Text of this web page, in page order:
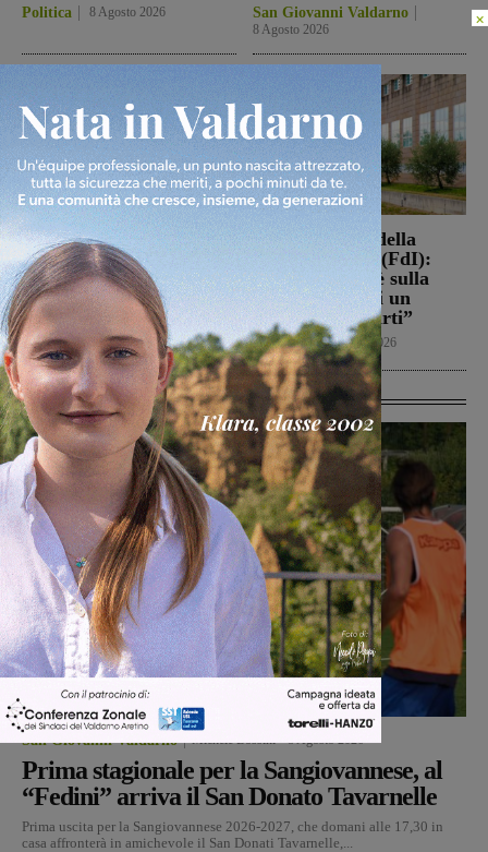
Politica 8 Agosto 2026 San Giovanni Valdarno
8 Agosto 2026
Loro Ciuffenna, squadre
antincendio al lavoro per
un rogo nei boschi
Cronaca 8 Agosto 2026
Punto Nascita della
Gruccia, Tucci (FdI):
“Montevarchi è sulla
giusta strada di un
aumento dei parti”
Politica 8 Agosto 2026
Ultime Calcio
San Giovanni Valdarno
Prima stagionale per la Sangiovannese, al
“Fedini” arriva il San Donato Tavarnelle
Prima uscita per la Sangiovannese 2026-2027, che domani alle 17,30 in
casa affronterà in amichevole il San Donati Tavarnelle,...
×